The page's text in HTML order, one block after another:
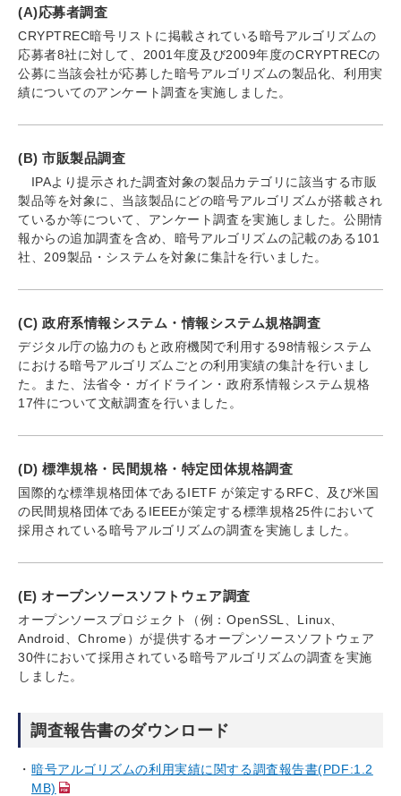
(A)応募者調査
CRYPTREC暗号リストに掲載されている暗号アルゴリズムの
応募者8社に対して、2001年度及び2009年度のCRYPTRECの
公募に当該会社が応募した暗号アルゴリズムの製品化、利用実
績についてのアンケート調査を実施しました。
(B) 市販製品調査
IPAより提示された調査対象の製品カテゴリに該当する市販
製品等を対象に、当該製品にどの暗号アルゴリズムが搭載され
ているか等について、アンケート調査を実施しました。公開情
報からの追加調査を含め、暗号アルゴリズムの記載のある101
社、209製品・システムを対象に集計を行いました。
(C) 政府系情報システム・情報システム規格調査
デジタル庁の協力のもと政府機関で利用する98情報システム
における暗号アルゴリズムごとの利用実績の集計を行いまし
た。また、法省令・ガイドライン・政府系情報システム規格
17件について文献調査を行いました。
(D) 標準規格・民間規格・特定団体規格調査
国際的な標準規格団体であるIETF が策定するRFC、及び米国
の民間規格団体であるIEEEが策定する標準規格25件において
採用されている暗号アルゴリズムの調査を実施しました。
(E) オープンソースソフトウェア調査
オープンソースプロジェクト（例：OpenSSL、Linux、
Android、Chrome）が提供するオープンソースソフトウェア
30件において採用されている暗号アルゴリズムの調査を実施
しました。
調査報告書のダウンロード
暗号アルゴリズムの利用実績に関する調査報告書(PDF:1.2
MB)